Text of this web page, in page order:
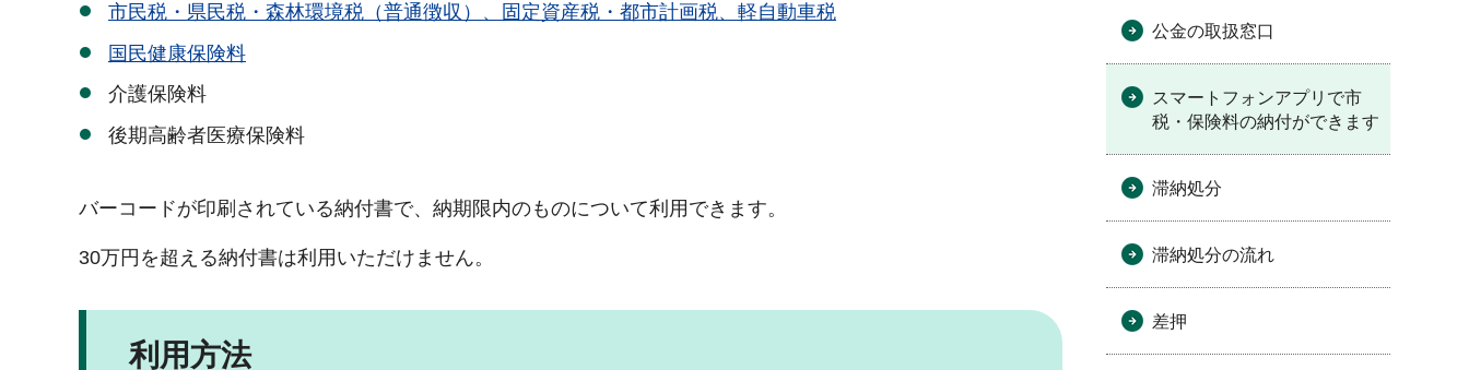
市民税・県民税・森林環境税（普通徴収）、固定資産税・都市計画税、軽自動車税
国民健康保険料
介護保険料
後期高齢者医療保険料
バーコードが印刷されている納付書で、納期限内のものについて利用できます。
30万円を超える納付書は利用いただけません。
利用方法
公金の取扱窓口
スマートフォンアプリで市
税・保険料の納付ができます
滞納処分
滞納処分の流れ
差押